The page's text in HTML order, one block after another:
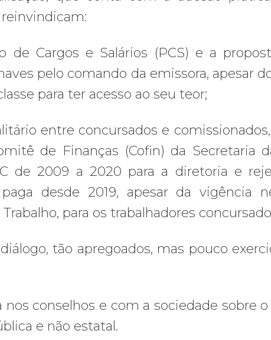
de Cargos e Salários (PCS) e a
pelo comando da emissora, apesar
para ter acesso ao seu teor;
entre concursados e
de Finanças (Cofin) da Secretaria
de 2009 a 2020 para a diretoria e
paga desde 2019, apesar da vigência
para os trabalhadores
tão apregoados, mas pouco
nos conselhos e com a sociedade sobre
e não estatal.